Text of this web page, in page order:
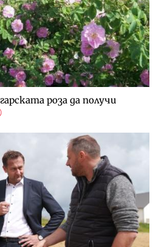
роза да получи